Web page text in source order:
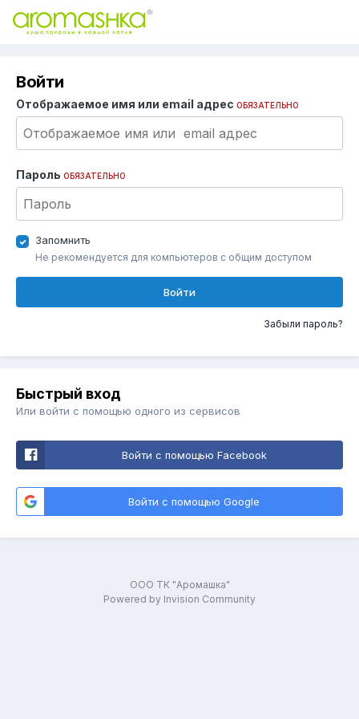
Войти
Отображаемое имя или email адрес ОБЯЗАТЕЛЬНО
Пароль ОБЯЗАТЕЛЬНО
Запомнить
Не рекомендуется для компьютеров с общим доступом
Войти
Забыли пароль?
Быстрый вход
Или войти с помощью одного из сервисов
Войти с помощью Facebook
Войти с помощью Google
ООО ТК "Аромашка"
Powered by Invision Community